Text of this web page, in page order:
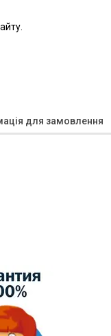
для замовлення